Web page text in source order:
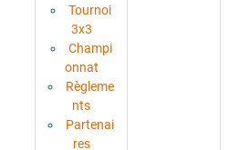
Tournoi
3x3
Champi
onnat
Règleme
nts
Partenai
res